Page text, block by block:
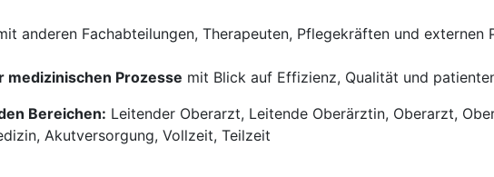
anderen Fachabteilungen, Therapeuten, Pflegekräften und externen
medizinischen Prozesse mit Blick auf Effizienz, Qualität und
Bereichen: Leitender Oberarzt, Leitende Oberärztin, Oberarzt,
Akutversorgung, Vollzeit, Teilzeit